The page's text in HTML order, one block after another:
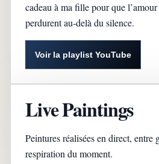
cadeau à ma fille pour que
perdurent au-delà du silence.
Voir la playlist YouTube
Live Paintings
Peintures réalisées en direct, entre
respiration du moment.